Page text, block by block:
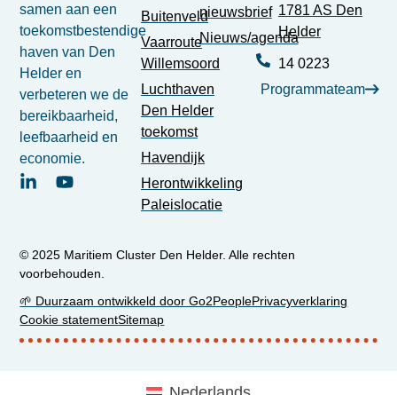
samen aan een
toekomstbestendige
haven van Den
Helder en
verbeteren we de
bereikbaarheid,
leefbaarheid en
economie.
1781 AS Den
Helder
14 0223
Programmateam
Buitenveld
Vaarroute
Willemsoord
Luchthaven
Den Helder
toekomst
Havendijk
Herontwikkeling
Paleislocatie
nieuwsbrief
Nieuws/agenda
© 2025 Maritiem Cluster Den Helder. Alle rechten
voorbehouden.
🌱 Duurzaam ontwikkeld door Go2PeoplePrivacyverklaring
Cookie statementSitemap